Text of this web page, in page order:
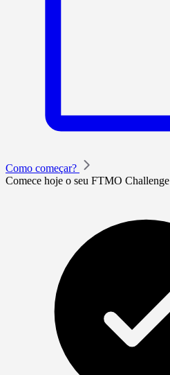
Como começar?
Comece hoje o seu FTMO Challenge